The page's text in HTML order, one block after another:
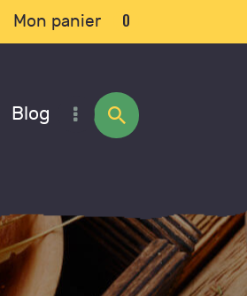
Mon panier 0
Blog